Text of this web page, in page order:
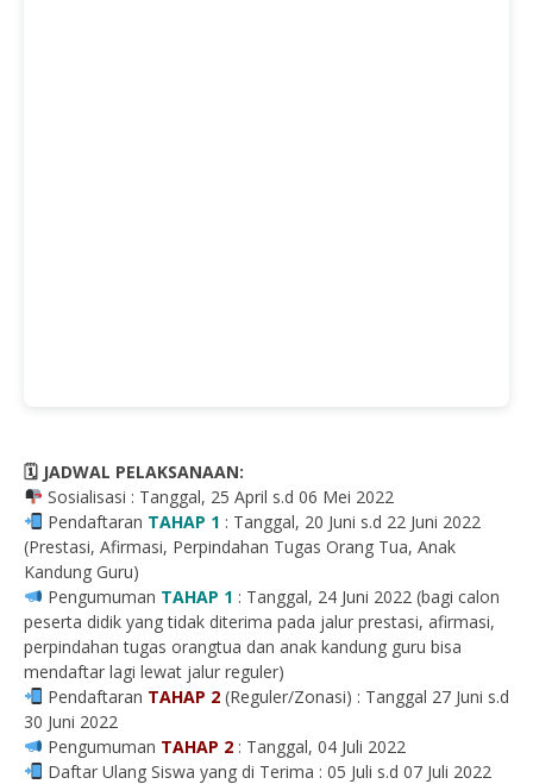
🗓 JADWAL PELAKSANAAN:
Sosialisasi : Tanggal, 25 April s.d 06 Mei 2022
Pendaftaran TAHAP 1 : Tanggal, 20 Juni s.d 22 Juni 2022
(Prestasi, Afirmasi, Perpindahan Tugas Orang Tua, Anak
Kandung Guru)
Pengumuman TAHAP 1 : Tanggal, 24 Juni 2022 (bagi calon
peserta didik yang tidak diterima pada jalur prestasi, afirmasi,
perpindahan tugas orangtua dan anak kandung guru bisa
mendaftar lagi lewat jalur reguler)
Pendaftaran TAHAP 2(Reguler/Zonasi) : Tanggal 27 Juni s.d
30 Juni 2022
Pengumuman TAHAP 2: Tanggal, 04 Juli 2022
Daftar Ulang Siswa yang di Terima : 05 Juli s.d 07 Juli 2022